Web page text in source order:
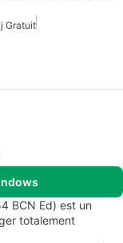
Gratuit
BCN Ed) est un
totalement